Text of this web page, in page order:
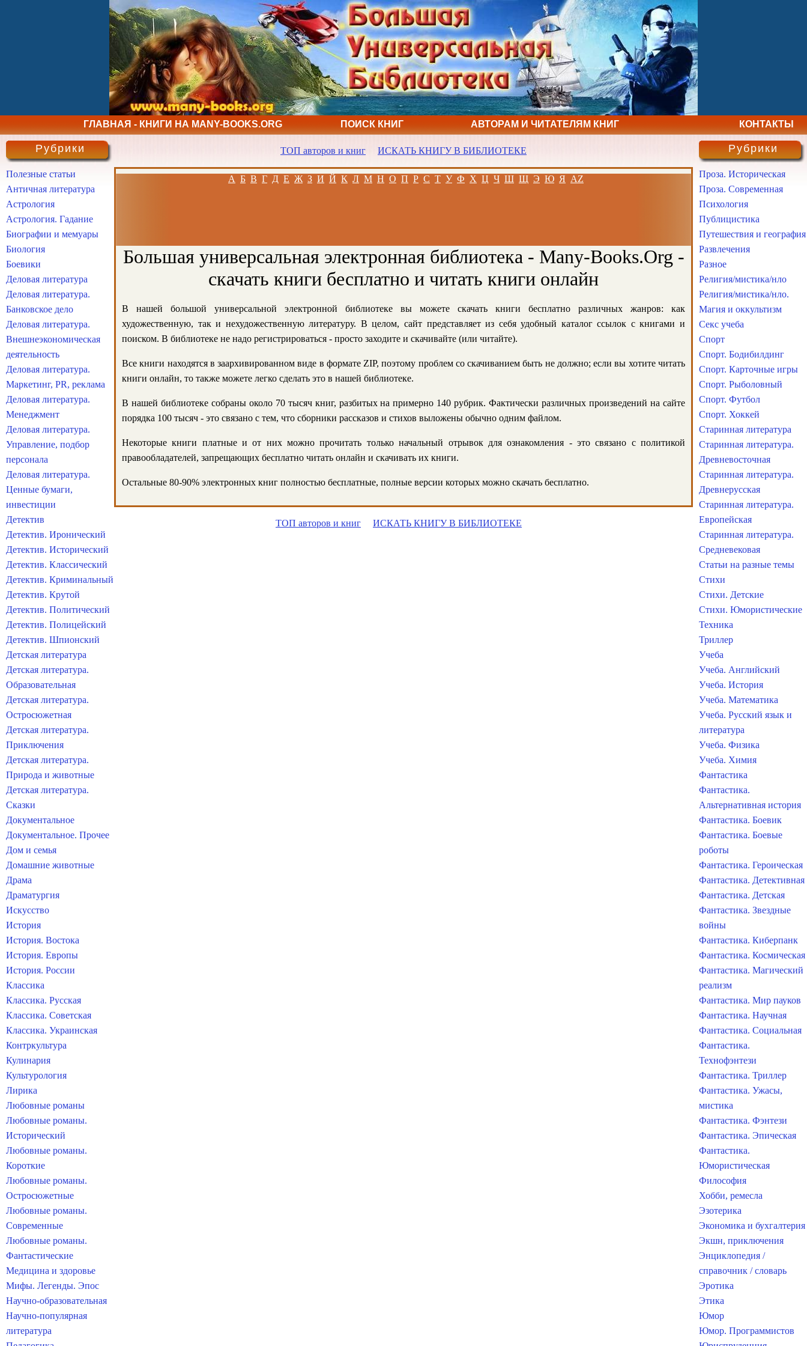
ГЛАВНАЯ - КНИГИ НА MANY-BOOKS.ORG ПОИСК КНИГ АВТОРАМ И ЧИТАТЕЛЯМ КНИГ КОНТАКТЫ
ТОП авторов и книг ИСКАТЬ КНИГУ В БИБЛИОТЕКЕ
А Б В Г Д Е Ж З И Й К Л М Н О П Р С Т У Ф Х Ц Ч Ш Щ Э Ю Я AZ
Большая универсальная электронная библиотека - Many-Books.Org -
скачать книги бесплатно и читать книги онлайн
В нашей большой универсальной электронной библиотеке вы можете скачать книги бесплатно различных жанров: как
художественную, так и нехудожественную литературу. В целом, сайт представляет из себя удобный каталог ссылок с книгами и
поиском. В библиотеке не надо регистрироваться - просто заходите и скачивайте (или читайте).
Все книги находятся в заархивированном виде в формате ZIP, поэтому проблем со скачиванием быть не должно; если вы хотите читать
книги онлайн, то также можете легко сделать это в нашей библиотеке.
В нашей библиотеке собраны около 70 тысяч книг, разбитых на примерно 140 рубрик. Фактически различных произведений на сайте
порядка 100 тысяч - это связано с тем, что сборники рассказов и стихов выложены обычно одним файлом.
Некоторые книги платные и от них можно прочитать только начальный отрывок для ознакомления - это связано с политикой
правообладателей, запрещающих бесплатно читать онлайн и скачивать их книги.
Остальные 80-90% электронных книг полностью бесплатные, полные версии которых можно скачать бесплатно.
ТОП авторов и книг ИСКАТЬ КНИГУ В БИБЛИОТЕКЕ
Рубрики
Полезные статьи
Античная литература
Астрология
Астрология. Гадание
Биографии и мемуары
Биология
Боевики
Деловая литература
Деловая литература.
Банковское дело
Деловая литература.
Внешнеэкономическая
деятельность
Деловая литература.
Маркетинг, PR, реклама
Деловая литература.
Менеджмент
Деловая литература.
Управление, подбор
персонала
Деловая литература.
Ценные бумаги,
инвестиции
Детектив
Детектив. Иронический
Детектив. Исторический
Детектив. Классический
Детектив. Криминальный
Детектив. Крутой
Детектив. Политический
Детектив. Полицейский
Детектив. Шпионский
Детская литература
Детская литература.
Образовательная
Детская литература.
Остросюжетная
Детская литература.
Приключения
Детская литература.
Природа и животные
Детская литература.
Сказки
Документальное
Документальное. Прочее
Дом и семья
Домашние животные
Драма
Драматургия
Искусство
История
История. Востока
История. Европы
История. России
Классика
Классика. Русская
Классика. Советская
Классика. Украинская
Контркультура
Кулинария
Культурология
Лирика
Любовные романы
Любовные романы.
Исторический
Любовные романы.
Короткие
Любовные романы.
Остросюжетные
Любовные романы.
Современные
Любовные романы.
Фантастические
Медицина и здоровье
Мифы. Легенды. Эпос
Научно-образовательная
Научно-популярная
литература
Рубрики
Проза. Историческая
Проза. Современная
Психология
Публицистика
Путешествия и география
Развлечения
Разное
Религия/мистика/нло
Религия/мистика/нло.
Магия и оккультизм
Секс учеба
Спорт
Спорт. Бодибилдинг
Спорт. Карточные игры
Спорт. Рыболовный
Спорт. Футбол
Спорт. Хоккей
Старинная литература
Старинная литература.
Древневосточная
Старинная литература.
Древнерусская
Старинная литература.
Европейская
Старинная литература.
Средневековая
Статьи на разные темы
Стихи
Стихи. Детские
Стихи. Юмористические
Техника
Триллер
Учеба
Учеба. Английский
Учеба. История
Учеба. Математика
Учеба. Русский язык и
литература
Учеба. Физика
Учеба. Химия
Фантастика
Фантастика.
Альтернативная история
Фантастика. Боевик
Фантастика. Боевые
роботы
Фантастика. Героическая
Фантастика. Детективная
Фантастика. Детская
Фантастика. Звездные
войны
Фантастика. Киберпанк
Фантастика. Космическая
Фантастика. Магический
реализм
Фантастика. Мир пауков
Фантастика. Научная
Фантастика. Социальная
Фантастика.
Технофэнтези
Фантастика. Триллер
Фантастика. Ужасы,
мистика
Фантастика. Фэнтези
Фантастика. Эпическая
Фантастика.
Юмористическая
Философия
Хобби, ремесла
Эзотерика
Экономика и бухгалтерия
Экшн, приключения
Энциклопедия /
справочник / словарь
Эротика
Этика
Юмор
Юмор. Программистов